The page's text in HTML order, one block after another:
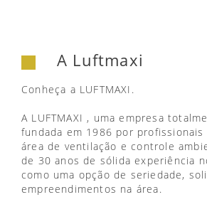
A Luftmaxi
Conheça a LUFTMAXI.
A LUFTMAXI , uma empresa
fundada em 1986 por profissionais
área de ventilação e controle
de 30 anos de sólida experiência
como uma opção de seriedade,
empreendimentos na área.